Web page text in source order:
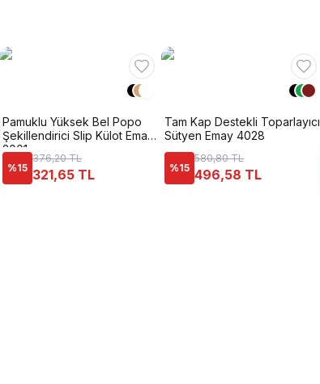
Pamuklu Yüksek Bel Popo
Şekillendirici Slip Külot Emay
2001
%15
376,20 TL
321,65 TL
Tam Kap Destekli Toparlayıcı
Sütyen Emay 4028
%15
580,80 TL
496,58 TL